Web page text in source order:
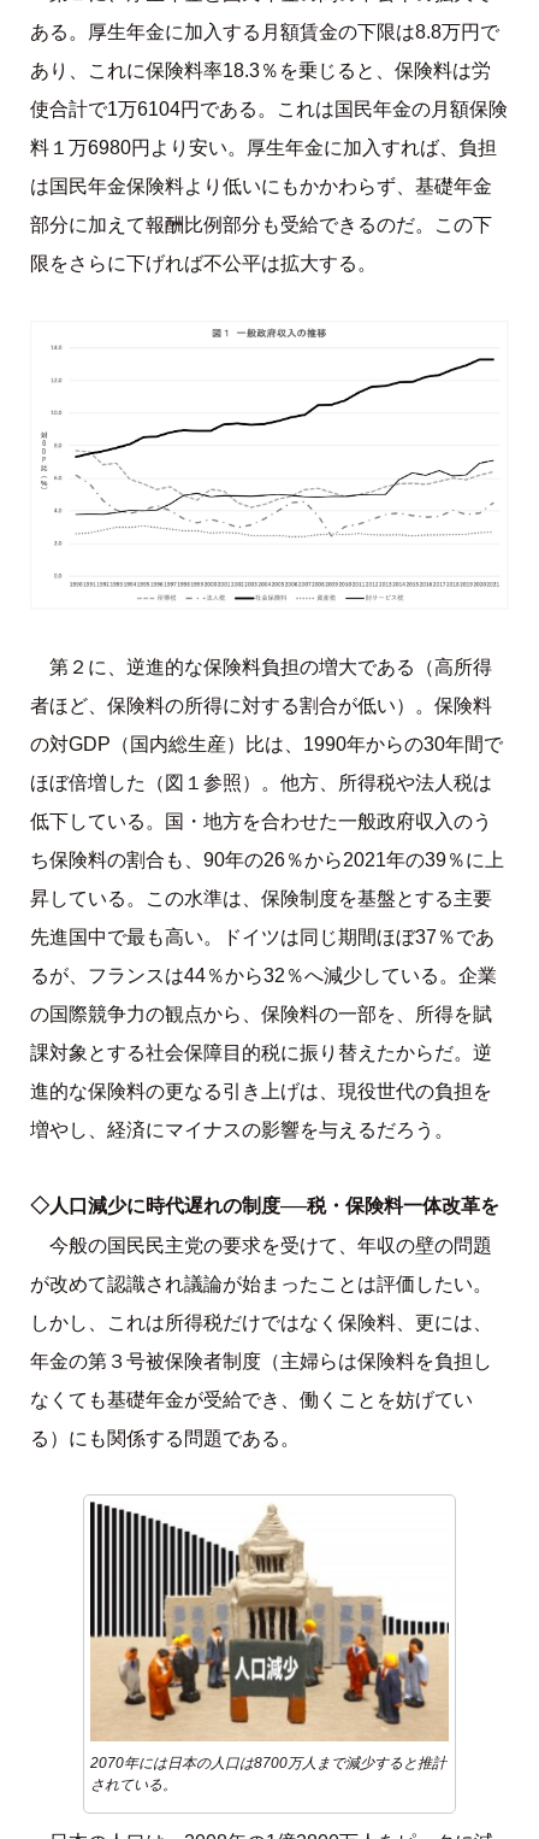
ある。厚生年金に加入する月額賃金の下限は8.8万円で
あり、これに保険料率18.3％を乗じると、保険料は労
使合計で1万6104円である。これは国民年金の月額保険
料１万6980円より安い。厚生年金に加入すれば、負担
は国民年金保険料より低いにもかかわらず、基礎年金
部分に加えて報酬比例部分も受給できるのだ。この下
限をさらに下げれば不公平は拡大する。
第２に、逆進的な保険料負担の増大である（高所得
者ほど、保険料の所得に対する割合が低い）。保険料
の対GDP（国内総生産）比は、1990年からの30年間で
ほぼ倍増した（図１参照）。他方、所得税や法人税は
低下している。国・地方を合わせた一般政府収入のう
ち保険料の割合も、90年の26％から2021年の39％に上
昇している。この水準は、保険制度を基盤とする主要
先進国中で最も高い。ドイツは同じ期間ほぼ37％であ
るが、フランスは44％から32％へ減少している。企業
の国際競争力の観点から、保険料の一部を、所得を賦
課対象とする社会保障目的税に振り替えたからだ。逆
進的な保険料の更なる引き上げは、現役世代の負担を
増やし、経済にマイナスの影響を与えるだろう。
◇人口減少に時代遅れの制度──税・保険料一体改革を
今般の国民民主党の要求を受けて、年収の壁の問題
が改めて認識され議論が始まったことは評価したい。
しかし、これは所得税だけではなく保険料、更には、
年金の第３号被保険者制度（主婦らは保険料を負担し
なくても基礎年金が受給でき、働くことを妨げてい
る）にも関係する問題である。
2070年には日本の人口は8700万人まで減少すると推計
されている。